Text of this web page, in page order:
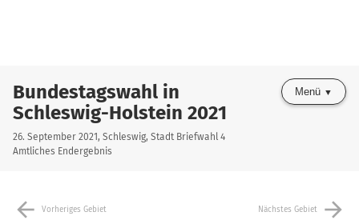
Bundestagswahl in
Schleswig-Holstein 2021
26. September 2021, Schleswig, Stadt Briefwahl 4
Amtliches Endergebnis
Menü
arrow_back Vorheriges Gebiet Nächstes Gebiet arrow_forward